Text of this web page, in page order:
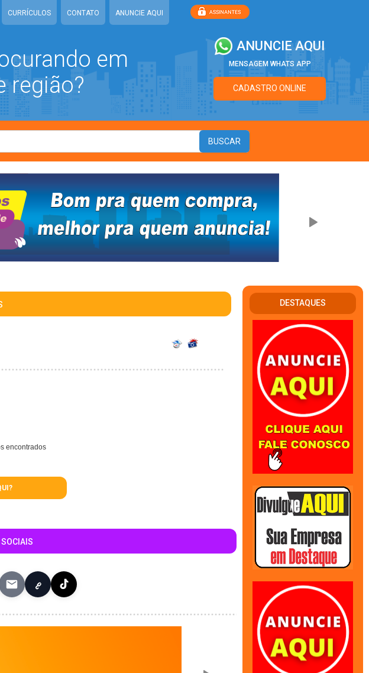
CURRÍCULOS CONTATO ANUNCIE AQUI
em
região?
ANUNCIE AQUI
MENSAGEM WHATS APP
CADASTRO ONLINE
encontrados
DESTAQUES